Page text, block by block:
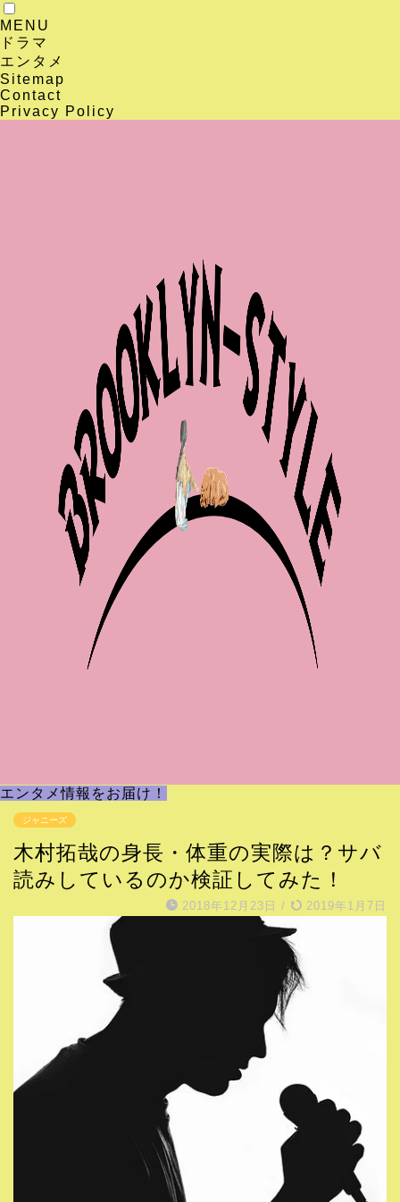
MENU
ドラマ
エンタメ
Sitemap
Contact
Privacy Policy
エンタメ情報をお届け！
ジャニーズ
木村拓哉の身長・体重の実際は？サバ
読みしているのか検証してみた！
2018年12月23日 / 2019年1月7日